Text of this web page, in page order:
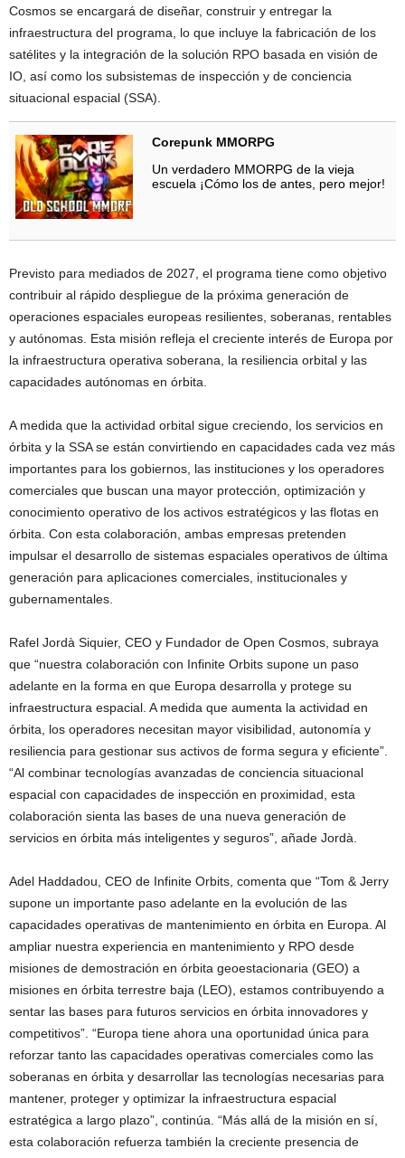
Cosmos se encargará de diseñar, construir y entregar la
infraestructura del programa, lo que incluye la fabricación de los
satélites y la integración de la solución RPO basada en visión de
IO, así como los subsistemas de inspección y de conciencia
situacional espacial (SSA).
Corepunk MMORPG
Un verdadero MMORPG de la vieja
escuela ¡Cómo los de antes, pero mejor!
Previsto para mediados de 2027, el programa tiene como objetivo
contribuir al rápido despliegue de la próxima generación de
operaciones espaciales europeas resilientes, soberanas, rentables
y autónomas. Esta misión refleja el creciente interés de Europa por
la infraestructura operativa soberana, la resiliencia orbital y las
capacidades autónomas en órbita.
A medida que la actividad orbital sigue creciendo, los servicios en
órbita y la SSA se están convirtiendo en capacidades cada vez más
importantes para los gobiernos, las instituciones y los operadores
comerciales que buscan una mayor protección, optimización y
conocimiento operativo de los activos estratégicos y las flotas en
órbita. Con esta colaboración, ambas empresas pretenden
impulsar el desarrollo de sistemas espaciales operativos de última
generación para aplicaciones comerciales, institucionales y
gubernamentales.
Rafel Jordà Siquier, CEO y Fundador de Open Cosmos, subraya
que “nuestra colaboración con Infinite Orbits supone un paso
adelante en la forma en que Europa desarrolla y protege su
infraestructura espacial. A medida que aumenta la actividad en
órbita, los operadores necesitan mayor visibilidad, autonomía y
resiliencia para gestionar sus activos de forma segura y eficiente”.
“Al combinar tecnologías avanzadas de conciencia situacional
espacial con capacidades de inspección en proximidad, esta
colaboración sienta las bases de una nueva generación de
servicios en órbita más inteligentes y seguros”, añade Jordà.
Adel Haddadou, CEO de Infinite Orbits, comenta que “Tom & Jerry
supone un importante paso adelante en la evolución de las
capacidades operativas de mantenimiento en órbita en Europa. Al
ampliar nuestra experiencia en mantenimiento y RPO desde
misiones de demostración en órbita geoestacionaria (GEO) a
misiones en órbita terrestre baja (LEO), estamos contribuyendo a
sentar las bases para futuros servicios en órbita innovadores y
competitivos”. “Europa tiene ahora una oportunidad única para
reforzar tanto las capacidades operativas comerciales como las
soberanas en órbita y desarrollar las tecnologías necesarias para
mantener, proteger y optimizar la infraestructura espacial
estratégica a largo plazo”, continúa. “Más allá de la misión en sí,
esta colaboración refuerza también la creciente presencia de